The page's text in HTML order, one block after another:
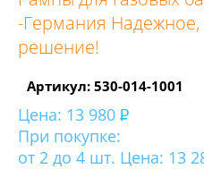
-Германия
решение!
Артикул: 530-014-1001
Цена: 13 980
При покупке:
от 2 до 4 шт. Цена: 13